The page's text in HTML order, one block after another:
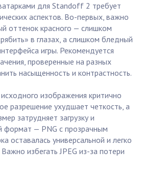
для Standoff 2 требует
аспектов. Во-первых, важно
оттенок красного — слишком
в глазах, а слишком бледный
игры. Рекомендуется
проверенные на разных
насыщенность и контрастность.
изображения критично
разрешение ухудшает четкость, а
затрудняет загрузку и
формат — PNG с прозрачным
оставалась универсальной и легко
избегать JPEG из-за потери